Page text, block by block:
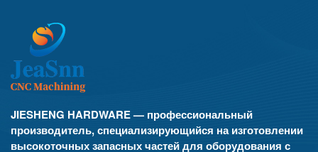
JIESHENG HARDWARE — профессиональный
производитель, специализирующийся на изготовлении
высокоточных запасных частей для оборудования с